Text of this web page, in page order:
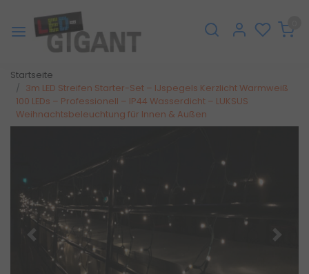
Startseite
3m LED Streifen Starter-Set – IJspegels Kerzlicht Warmweiß
100 LEDs – Professionell – IP44 Wasserdicht – LUKSUS
Weihnachtsbeleuchtung für Innen & Außen
Zurück